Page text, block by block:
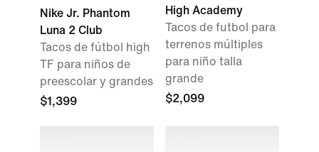
Nike Jr. Phantom
Luna 2 Club
Tacos de fútbol high
TF para niños de
preescolar y grandes
$1,399
High Academy
Tacos de futbol para
terrenos múltiples
para niño talla
grande
$2,099